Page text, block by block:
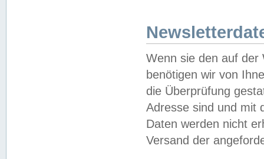
Wenn sie den auf der
benötigen wir von
die Überprüfung
Adresse sind und mit
Daten werden nicht
Versand der